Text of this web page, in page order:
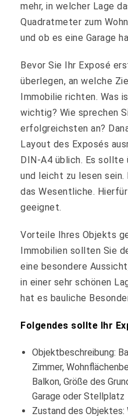
mehr, in welcher Lage
Quadratmeter zum
und ob es eine Garage
Bevor Sie Ihr Exposé
überlegen, an welche
Immobilie richten. Was
wichtig? Wie sprechen
erfolgreichsten an?
Layout des Exposés
DIN-A4 üblich. Es
und leicht zu lesen sein.
das Wesentliche.
geeignet.
Vorteile Ihres Objekts
Immobilien sollten Sie
eine besondere
in einer sehr schönen
hat es bauliche
Folgendes sollte Ihr
Objektbeschreibung:
Zimmer,
Balkon, Größe des
Garage oder Stellplatz
Zustand des Objektes: